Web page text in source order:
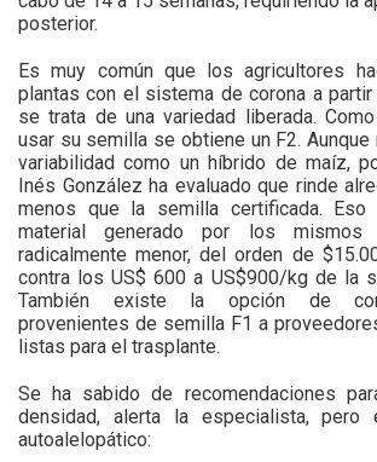
posterior.
Es muy común que los agricultores
plantas con el sistema de corona a
se trata de una variedad liberada.
usar su semilla se obtiene un F2. Aunque
variabilidad como un híbrido de maíz,
Inés González ha evaluado que rinde
menos que la semilla certificada.
material generado por los mismos
radicalmente menor, del orden de
contra los US$ 600 a US$900/kg de la
También existe la opción de
provenientes de semilla F1 a
listas para el trasplante.
Se ha sabido de recomendaciones
densidad, alerta la especialista, pero
autoalelopático: